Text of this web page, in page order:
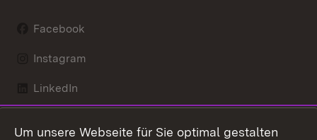
Facebook
Instagram
LinkedIn
Um unsere Webseite für Sie optimal gestalten